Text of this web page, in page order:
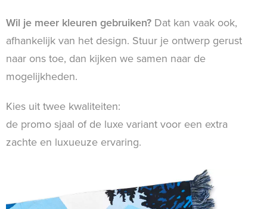
Wil je meer kleuren gebruiken? Dat kan vaak ook,
afhankelijk van het design. Stuur je ontwerp gerust
naar ons toe, dan kijken we samen naar de
mogelijkheden.
Kies uit twee kwaliteiten:
de promo sjaal of de luxe variant voor een extra
zachte en luxueuze ervaring.